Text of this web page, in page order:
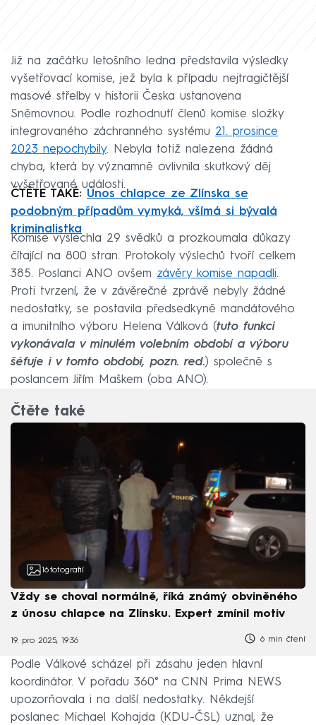
Již na začátku letošního ledna představila výsledky
vyšetřovací komise, jež byla k případu nejtragičtější
masové střelby v historii Česka ustanovena
Sněmovnou. Podle rozhodnutí členů komise složky
integrovaného záchranného systému 21. prosince
2023 nepochybily. Nebyla totiž nalezena žádná
chyba, která by významně ovlivnila skutkový děj
vyšetřované události.
ČTĚTE TAKÉ: Únos chlapce ze Zlínska se
podobným případům vymyká, všímá si bývalá
kriminalistka
Komise vyslechla 29 svědků a prozkoumala důkazy
čítající na 800 stran. Protokoly výslechů tvoří celkem
385. Poslanci ANO ovšem závěry komise napadli.
Proti tvrzení, že v závěrečné zprávě nebyly žádné
nedostatky, se postavila předsedkyně mandátového
a imunitního výboru Helena Válková (tuto funkci
vykonávala v minulém volebním období a výboru
šéfuje i v tomto období, pozn. red.) společně s
poslancem Jiřím Maškem (oba ANO).
Čtěte také
16 fotografií
Vždy se choval normálně, říká známý obviněného
z únosu chlapce na Zlínsku. Expert zmínil motiv
19. pro 2025, 19:36 6 min čtení
Podle Válkové scházel při zásahu jeden hlavní
koordinátor. V pořadu 360° na CNN Prima NEWS
upozorňovala i na další nedostatky. Někdejší
poslanec Michael Kohajda (KDU-ČSL) uznal, že